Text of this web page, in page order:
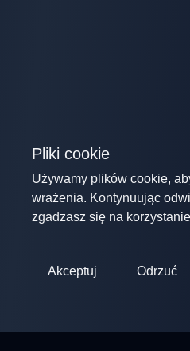
Pliki cookie
Używamy plików cookie,
wrażenia. Kontynuując
zgadzasz się na
Akceptuj Odrzuć